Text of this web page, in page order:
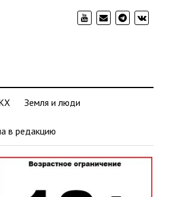
Земля и люди
в редакцию